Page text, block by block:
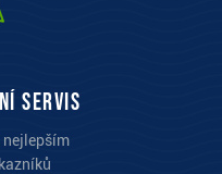
servis
nejlepším